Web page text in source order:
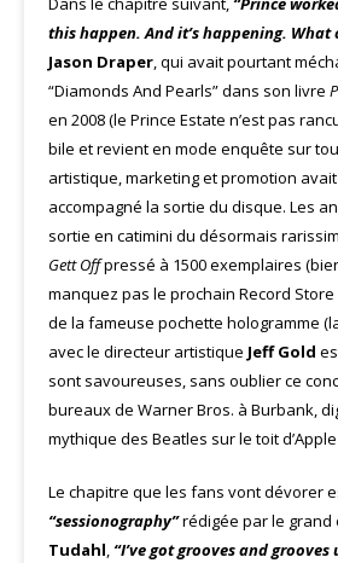
this happen.And it’s happening. What
Jason Draper, qui avait pourtant
“Diamonds And Pearls” dans son livre
en 2008 (le Prince Estate n’est pas
bile et revient en mode enquête sur
artistique, marketing et promotion
accompagné la sortie du disque. Les
sortie en catimini du désormais
Gett Offpressé à 1500 exemplaires
manquez pas le prochain Record Store
de la fameuse pochette hologramme
avec le directeur artistique Jeff Gold
sont savoureuses, sans oublier ce
bureaux de Warner Bros. à Burbank,
mythique des Beatles sur le toit
Le chapitre que les fans vont dévorer
“sessionography”rédigée par le grand
Tudahl,“I’ve got grooves and